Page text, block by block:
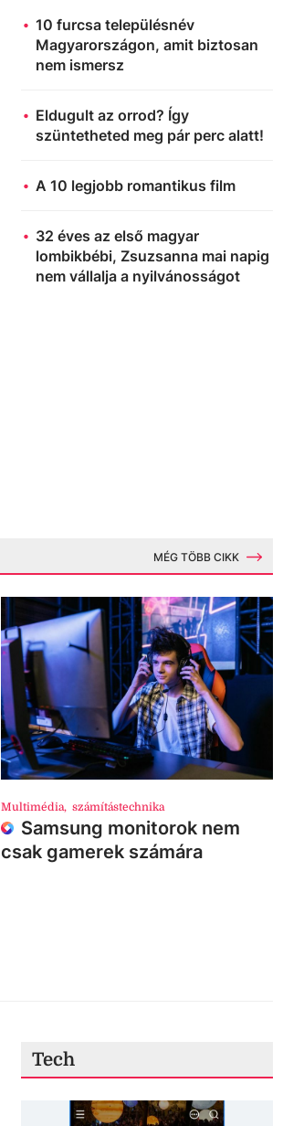
10 furcsa településnév
Magyarországon, amit biztosan
nem ismersz
Eldugult az orrod? Így
szüntetheted meg pár perc alatt!
A 10 legjobb romantikus film
32 éves az első magyar
lombikbébi, Zsuzsanna mai napig
nem vállalja a nyilvánosságot
MÉG TÖBB CIKK
Multimédia, számítástechnika
Samsung monitorok nem
csak gamerek számára
Tech